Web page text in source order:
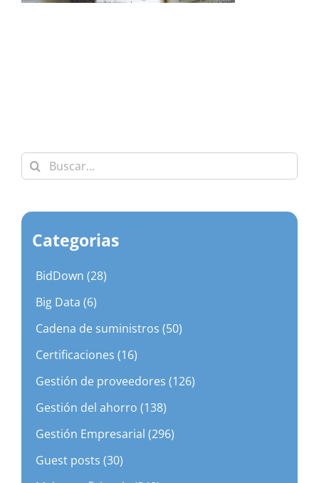
Buscar:
Categorias
BidDown (28)
Big Data (6)
Cadena de suministros (50)
Certificaciones (16)
Gestión de proveedores (126)
Gestión del ahorro (138)
Gestión Empresarial (296)
Guest posts (30)